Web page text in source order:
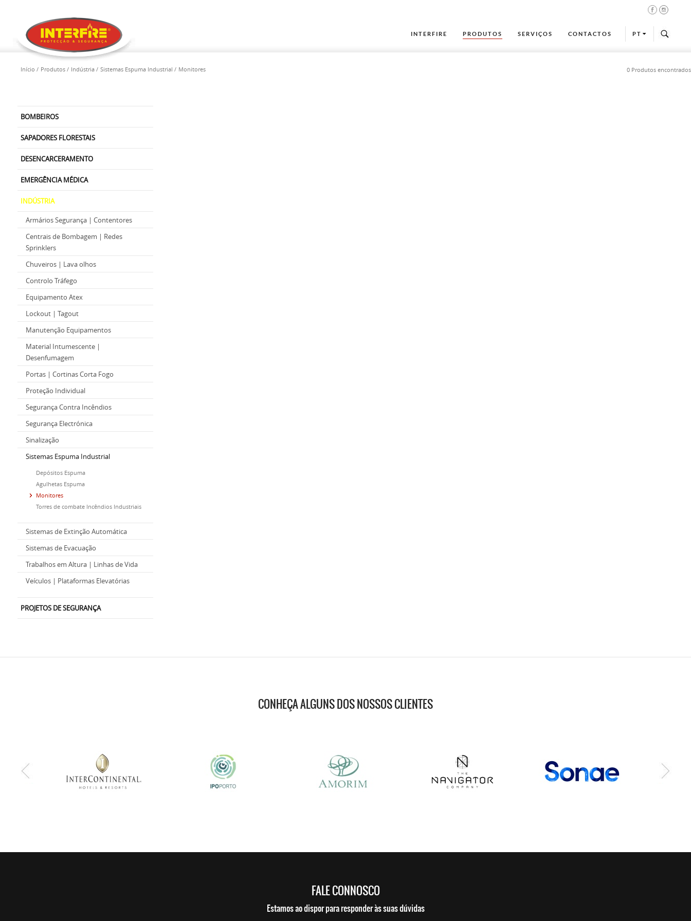
INTERFIRE PRODUTOS SERVIÇOS CONTACTOS PT
Início Produtos Indústria Sistemas Espuma Industrial Monitores 0 Produtos encontrados
BOMBEIROS
SAPADORES FLORESTAIS
DESENCARCERAMENTO
EMERGÊNCIA MÉDICA
INDÚSTRIA
Armários Segurança | Contentores
Centrais de Bombagem | Redes
Sprinklers
Chuveiros | Lava olhos
Controlo Tráfego
Equipamento Atex
Lockout | Tagout
Manutenção Equipamentos
Material Intumescente |
Desenfumagem
Portas | Cortinas Corta Fogo
Proteção Individual
Segurança Contra Incêndios
Segurança Electrónica
Sinalização
Sistemas Espuma Industrial
Depósitos Espuma
Agulhetas Espuma
Monitores
Torres de combate Incêndios Industriais
Sistemas de Extinção Automática
Sistemas de Evacuação
Trabalhos em Altura | Linhas de Vida
Veículos | Plataformas Elevatórias
PROJETOS DE SEGURANÇA
CONHEÇA ALGUNS DOS NOSSOS CLIENTES
FALE CONNOSCO
Estamos ao dispor para responder às suas dúvidas